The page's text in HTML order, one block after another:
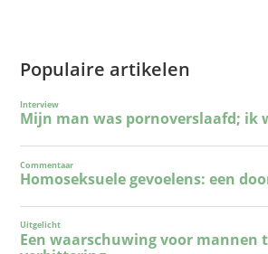
Populaire artikelen